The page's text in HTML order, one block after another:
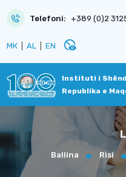
Telefoni: +389 (0)2
МК AL EN disabled_visible
Instituti i
Republika e
Ballina Risi